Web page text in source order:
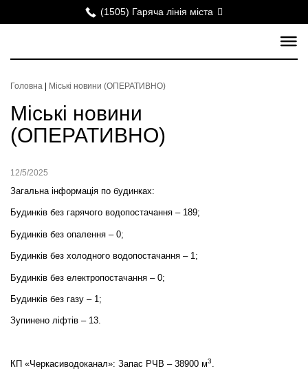
(1505) Гаряча лінія міста
Головна Міські новини (ОПЕРАТИВНО)
Міські новини
(ОПЕРАТИВНО)
12/5/2025
Загальна інформація по будинках:
Будинків без гарячого водопостачання – 189;
Будинків без опалення – 0;
Будинків без холодного водопостачання – 1;
Будинків без електропостачання – 0;
Будинків без газу – 1;
Зупинено ліфтів – 13.
КП «Черкасиводоканал»: Запас РЧВ – 38900 м3.